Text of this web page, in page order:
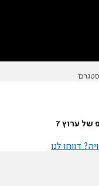
ערוץ 7
דווחו לנו